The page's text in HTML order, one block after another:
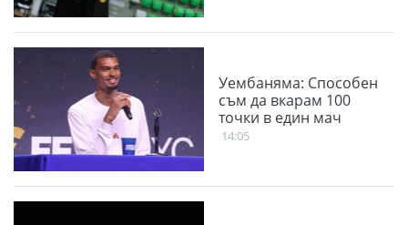
Уембаняма: Способен
съм да вкарам 100
точки в един мач
14:05